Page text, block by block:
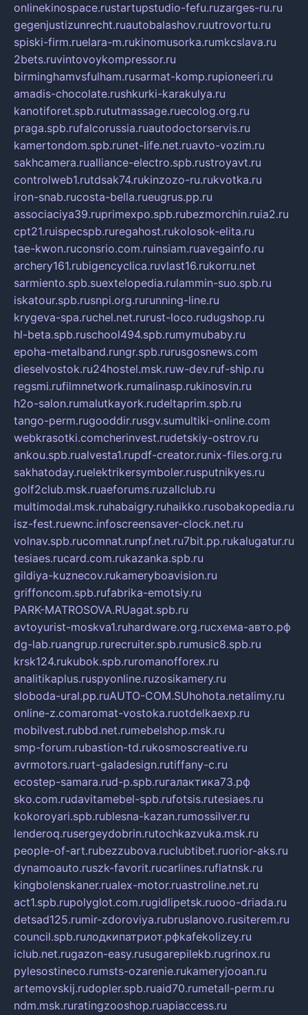
onlinekinospace.rustartupstudio-fefu.ruzarges-ru.ru
gegenjustizunrecht.ruautobalashov.ruutrovortu.ru
spiski-firm.ruelara-m.rukinomusorka.rumkcslava.ru
2bets.ruvintovoykompressor.ru
birminghamvsfulham.rusarmat-komp.rupioneeri.ru
amadis-chocolate.rushkurki-karakulya.ru
kanotiforet.spb.rututmassage.ruecolog.org.ru
praga.spb.rufalcorussia.ruautodoctorservis.ru
kamertondom.spb.runet-life.net.ruavto-vozim.ru
sakhcamera.rualliance-electro.spb.rustroyavt.ru
controlweb1.rutdsak74.rukinzozo-ru.rukvotka.ru
iron-snab.rucosta-bella.rueugrus.pp.ru
associaciya39.ruprimexpo.spb.rubezmorchin.ruia2.ru
cpt21.ruispecspb.ruregahost.rukolosok-elita.ru
tae-kwon.ruconsrio.com.ruinsiam.ruavegainfo.ru
archery161.rubigencyclica.ruvlast16.rukorru.net
sarmiento.spb.suextelopedia.rulammin-suo.spb.ru
iskatour.spb.rusnpi.org.rurunning-line.ru
krygeva-spa.ruchel.net.rurust-loco.rudugshop.ru
hl-beta.spb.ruschool494.spb.rumymubaby.ru
epoha-metalband.rungr.spb.rurusgosnews.com
dieselvostok.ru24hostel.msk.ruw-dev.ruf-ship.ru
regsmi.rufilmnetwork.rumalinasp.rukinosvin.ru
h2o-salon.rumalutkayork.rudeltaprim.spb.ru
tango-perm.rugooddir.rusgv.sumultiki-online.com
webkrasotki.comcherinvest.rudetskiy-ostrov.ru
ankou.spb.rualvesta1.rupdf-creator.runix-files.org.ru
sakhatoday.ruelektrikersymboler.rusputnikyes.ru
golf2club.msk.ruaeforums.ruzallclub.ru
multimodal.msk.ruhabaigry.ruhaikko.rusobakopedia.ru
isz-fest.ruewnc.infoscreensaver-clock.net.ru
volnav.spb.rucomnat.runpf.net.ru7bit.pp.rukalugatur.ru
tesiaes.rucard.com.rukazanka.spb.ru
gildiya-kuznecov.rukameryboavision.ru
griffoncom.spb.rufabrika-emotsiy.ru
PARK-MATROSOVA.RUagat.spb.ru
avtoyurist-moskva1.ruhardware.org.ruсхема-авто.рф
dg-lab.ruangrup.rurecruiter.spb.rumusic8.spb.ru
krsk124.rukubok.spb.ruromanofforex.ru
analitikaplus.ruspyonline.ruzosikamery.ru
sloboda-ural.pp.ruAUTO-COM.SUhohota.netalimy.ru
online-z.comaromat-vostoka.ruotdelkaexp.ru
mobilvest.rubbd.net.rumebelshop.msk.ru
smp-forum.rubastion-td.rukosmoscreative.ru
avrmotors.ruart-galadesign.rutiffany-c.ru
ecostep-samara.rud-p.spb.ruгалактика73.рф
sko.com.rudavitamebel-spb.rufotsis.rutesiaes.ru
kokoroyari.spb.rublesna-kazan.rumossilver.ru
lenderoq.rusergeydobrin.rutochkazvuka.msk.ru
people-of-art.rubezzubova.ruclubtibet.ruorior-aks.ru
dynamoauto.ruszk-favorit.rucarlines.ruflatnsk.ru
kingbolenskaner.rualex-motor.ruastroline.net.ru
act1.spb.rupolyglot.com.rugidlipetsk.ruooo-driada.ru
detsad125.rumir-zdoroviya.rubruslanovo.rusiterem.ru
council.spb.ruлодкипатриот.рфkafekolizey.ru
iclub.net.rugazon-easy.rusugarepilekb.rugrinox.ru
pylesostineco.rumsts-ozarenie.rukameryjooan.ru
artemovskij.rudopler.spb.ruaid70.rumetall-perm.ru
ndm.msk.ruratingzooshop.ruapiaccess.ru